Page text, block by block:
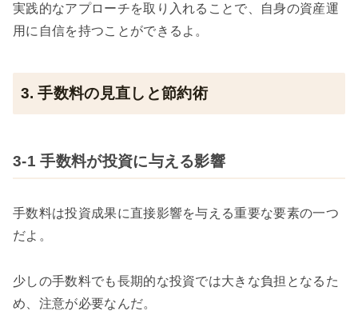
実践的なアプローチを取り入れることで、自身の資産運
用に自信を持つことができるよ。
3. 手数料の見直しと節約術
3-1 手数料が投資に与える影響
手数料は投資成果に直接影響を与える重要な要素の一つ
だよ。
少しの手数料でも長期的な投資では大きな負担となるた
め、注意が必要なんだ。